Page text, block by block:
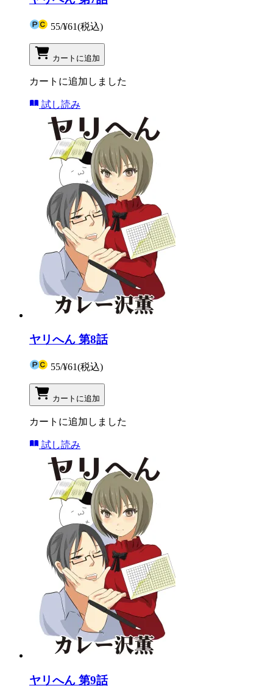
55/¥61(税込)
カートに追加
カートに追加しました
試し読み
ヤリへん 第8話
55/¥61(税込)
カートに追加
カートに追加しました
試し読み
ヤリへん 第9話